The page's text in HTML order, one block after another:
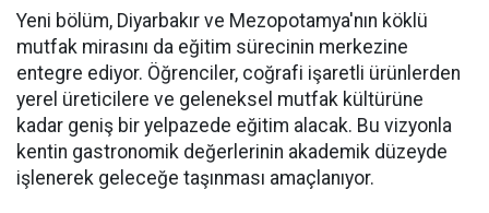
Yeni bölüm, Diyarbakır ve Mezopotamya'nın köklü
mutfak mirasını da eğitim sürecinin merkezine
entegre ediyor. Öğrenciler, coğrafi işaretli ürünlerden
yerel üreticilere ve geleneksel mutfak kültürüne
kadar geniş bir yelpazede eğitim alacak. Bu vizyonla
kentin gastronomik değerlerinin akademik düzeyde
işlenerek geleceğe taşınması amaçlanıyor.